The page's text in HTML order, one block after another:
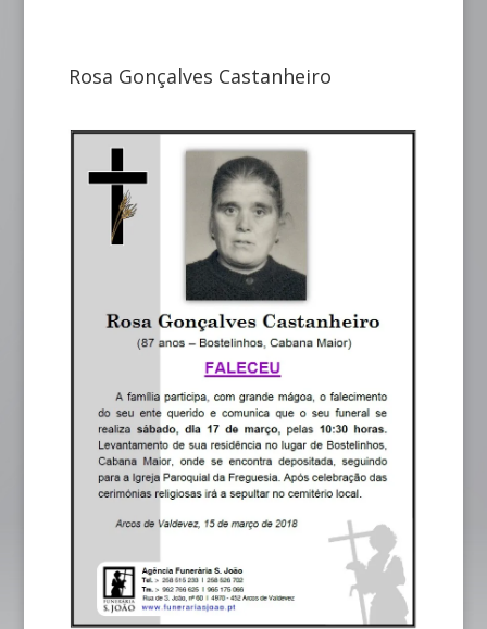
Rosa Gonçalves Castanheiro